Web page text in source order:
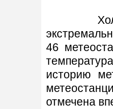
46
историю
отмечена